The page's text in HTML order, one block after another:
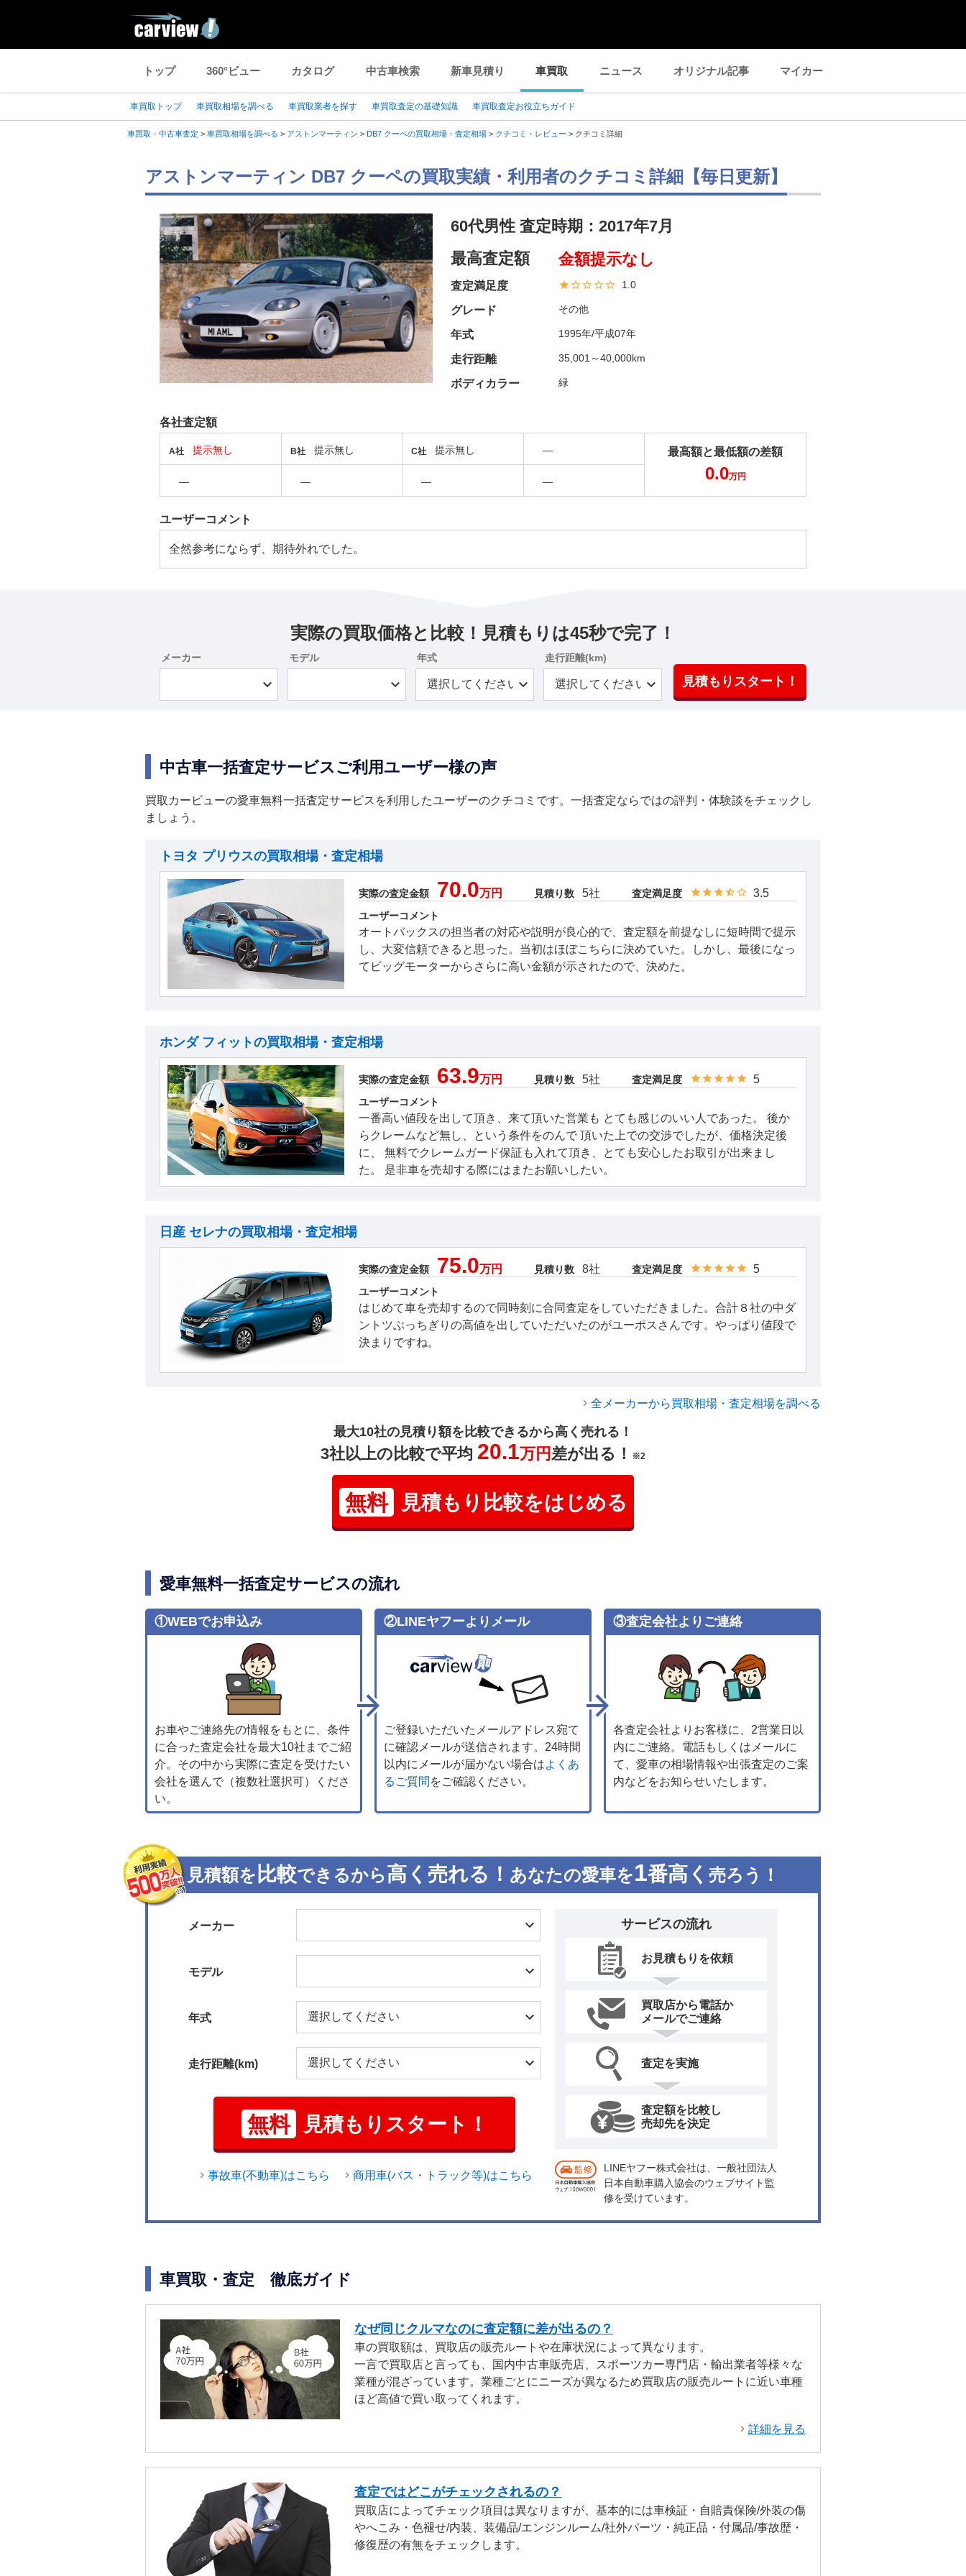
トップ 360°ビュー カタログ 中古車検索 新車見積り 車買取 ニュース オリジナル記事 マイカー
車買取トップ 車買取相場を調べる 車買取業者を探す 車買取査定の基礎知識 車買取査定お役立ちガイド
車買取・中古車査定 > 車買取相場を調べる > アストンマーティン > DB7 クーペの買取相場・査定相場 > クチコミ・レビュー > クチコミ詳細
アストンマーティン DB7 クーペの買取実績・利用者のクチコミ詳細【毎日更新】
60代男性 査定時期： 2017年7月
最高査定額
金額提示なし
査定満足度 1.0
グレード その他
年式 1995年/平成07年
走行距離 35,001～40,000km
ボディカラー 緑
各社査定額
A社 提示無し B社 提示無し C社 提示無し ―
― ― ― ―
最高額と最低額の差額
0.0万円
ユーザーコメント
全然参考にならず、期待外れでした。
実際の買取価格と比較！見積もりは45秒で完了！
メーカー モデル 年式 走行距離(km)
見積もりスタート！
中古車一括査定サービスご利用ユーザー様の声
買取カービューの愛車無料一括査定サービスを利用したユーザーのクチコミです。一括査定ならではの評判・体験談をチェックし
ましょう。
トヨタ プリウスの買取相場・査定相場
実際の査定金額 70.0万円 見積り数 5社 査定満足度 3.5
ユーザーコメント
オートバックスの担当者の対応や説明が良心的で、査定額を前提なしに短時間で提示
し、大変信頼できると思った。当初はほぼこちらに決めていた。しかし、最後になっ
てビッグモーターからさらに高い金額が示されたので、決めた。
ホンダ フィットの買取相場・査定相場
実際の査定金額 63.9万円 見積り数 5社 査定満足度 5
ユーザーコメント
一番高い値段を出して頂き、来て頂いた営業も とても感じのいい人であった。 後か
らクレームなど無し、という条件をのんで 頂いた上での交渉でしたが、価格決定後
に、 無料でクレームガード保証も入れて頂き、とても安心したお取引が出来まし
た。 是非車を売却する際にはまたお願いしたい。
日産 セレナの買取相場・査定相場
実際の査定金額 75.0万円 見積り数 8社 査定満足度 5
ユーザーコメント
はじめて車を売却するので同時刻に合同査定をしていただきました。合計８社の中ダ
ントツぶっちぎりの高値を出していただいたのがユーポスさんです。やっぱり値段で
決まりですね。
全メーカーから買取相場・査定相場を調べる
最大10社の見積り額を比較できるから高く売れる！
3社以上の比較で平均 20.1万円差が出る！ ※2
無料 見積もり比較をはじめる
愛車無料一括査定サービスの流れ
①WEBでお申込み
お車やご連絡先の情報をもとに、条件
に合った査定会社を最大10社までご紹
介。その中から実際に査定を受けたい
会社を選んで（複数社選択可）くださ
い。
②LINEヤフーよりメール
ご登録いただいたメールアドレス宛て
に確認メールが送信されます。24時間
以内にメールが届かない場合はよくあ
るご質問 をご確認ください。
③査定会社よりご連絡
各査定会社よりお客様に、2営業日以
内にご連絡。電話もしくはメールに
て、愛車の相場情報や出張査定のご案
内などをお知らせいたします。
見積額を 比較できるから高く売れる！ あなたの愛車を1番高く 売ろう！
メーカー
モデル
年式
走行距離(km)
無料 見積もりスタート！
事故車(不動車)はこちら 商用車(バス・トラック等)はこちら
サービスの流れ
お見積もりを依頼
買取店から電話か
メールでご連絡
査定を実施
査定額を比較し
売却先を決定
LINEヤフー株式会社は、一般社団法人
日本自動車購入協会のウェブサイト監
修を受けています。
車買取・査定 徹底ガイド
なぜ同じクルマなのに査定額に差が出るの？
車の買取額は、買取店の販売ルートや在庫状況によって異なります。
一言で買取店と言っても、国内中古車販売店、スポーツカー専門店・輸出業者等様々な
業種が混ざっています。業種ごとにニーズが異なるため買取店の販売ルートに近い車種
ほど高値で買い取ってくれます。
詳細を見る
査定ではどこがチェックされるの？
買取店によってチェック項目は異なりますが、基本的には車検証・自賠責保険/外装の傷
やへこみ・色褪せ/内装、装備品/エンジンルーム/社外パーツ・純正品・付属品/事故歴・
修復歴の有無をチェックします。